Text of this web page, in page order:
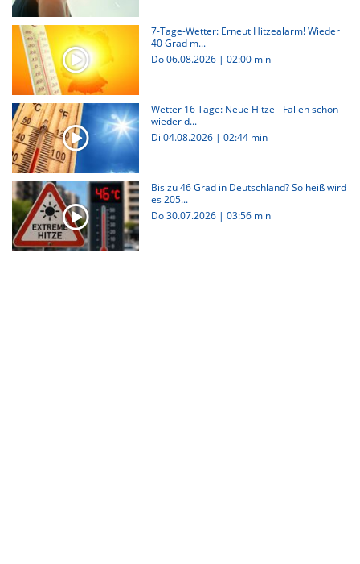
7-Tage-Wetter: Erneut Hitzealarm! Wieder
40 Grad m...
Do 06.08.2026 | 02:00 min
Wetter 16 Tage: Neue Hitze - Fallen schon
wieder d...
Di 04.08.2026 | 02:44 min
Bis zu 46 Grad in Deutschland? So heiß wird
es 205...
Do 30.07.2026 | 03:56 min